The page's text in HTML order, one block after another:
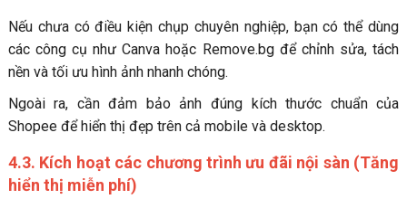
Nếu chưa có điều kiện chụp chuyên nghiệp, bạn có thể dùng
các công cụ như Canva hoặc Remove.bg để chỉnh sửa, tách
nền và tối ưu hình ảnh nhanh chóng.
Ngoài ra, cần đảm bảo ảnh đúng kích thước chuẩn của
Shopee để hiển thị đẹp trên cả mobile và desktop.
4.3. Kích hoạt các chương trình ưu đãi nội sàn (Tăng
hiển thị miễn phí)